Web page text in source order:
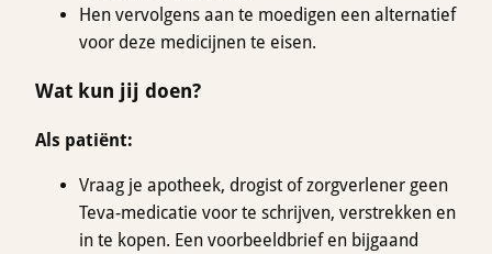
Hen vervolgens aan te moedigen een alternatief
voor deze medicijnen te eisen.
Wat kun jij doen?
Als patiënt:
Vraag je apotheek, drogist of zorgverlener geen
Teva-medicatie voor te schrijven, verstrekken en
in te kopen. Een voorbeeldbrief en bijgaand